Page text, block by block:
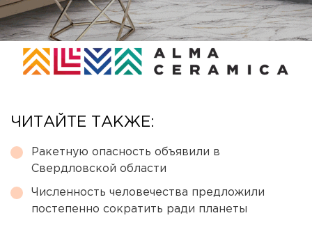
ЧИТАЙТЕ ТАКЖЕ:
Ракетную опасность объявили в
Свердловской области
Численность человечества предложили
постепенно сократить ради планеты